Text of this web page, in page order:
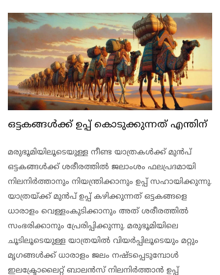
ഒട്ടകങ്ങള്‍ക്ക് ഉപ്പ് കൊടുക്കുന്നത് എന്തിന്
മരുഭൂമിയിലൂടെയുള്ള നീണ്ട യാത്രകള്‍ക്ക് മുന്‍പ്
ഒട്ടകങ്ങള്‍ക്ക് ശരീരത്തില്‍ ജലാംശം ഫലപ്രദമായി
നിലനിര്‍ത്താനും നിയന്ത്രിക്കാനും ഉപ്പ് സഹായിക്കുന്നു.
യാത്രയ്ക്ക് മുന്‍പ് ഉപ്പ് കഴിക്കുന്നത് ഒട്ടകങ്ങളെ
ധാരാളം വെള്ളംകുടിക്കാനും അത് ശരീരത്തില്‍
സംഭരിക്കാനും പ്രേരിപ്പിക്കുന്നു. മരുഭൂമിയിലെ
ചൂടിലൂടെയുള്ള യാത്രയില്‍ വിയര്‍പ്പിലൂടെയും മറ്റും
മൃഗങ്ങള്‍ക്ക് ധാരാളം ജലം നഷ്ടപ്പെടുമ്പോള്‍
ഇലക്ട്രോലൈറ്റ് ബാലന്‍സ് നിലനിര്‍ത്താന്‍ ഉപ്പ്